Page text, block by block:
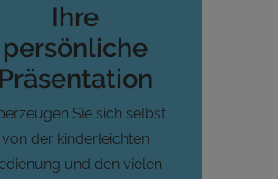
Ihre
persönliche
Präsentation
Sie sich selbst
von der kinderleichten
und den vielen